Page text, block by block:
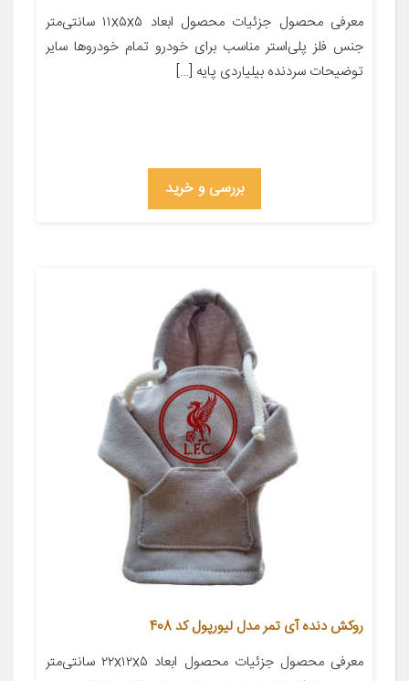
معرفی محصول جزئیات محصول ابعاد ۱۱x۵x۵ سانتی‌متر
جنس فلز پلی‌استر مناسب برای خودرو تمام خودروها سایر
توضیحات سردنده بیلیاردی پایه […]
بررسی و خرید
روکش دنده آی تمر مدل لیورپول کد 408
معرفی محصول جزئیات محصول ابعاد ۲۲x۱۲x۵ سانتی‌متر